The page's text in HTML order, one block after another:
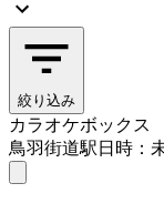
絞り込み
カラオケボックス
鳥羽街道駅日時：